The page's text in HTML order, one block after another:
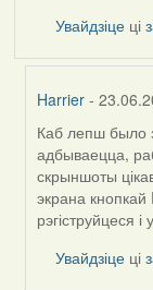
Увайдзіце ці
Harrier -
In
reply
to
by
Дарья
(госць)
Каб лепш было
адбываецца,
скрыншоты
экрана
рэгіструйцеся
Увайдзіце ці